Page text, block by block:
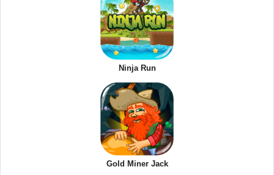
Ninja Run
Gold Miner Jack